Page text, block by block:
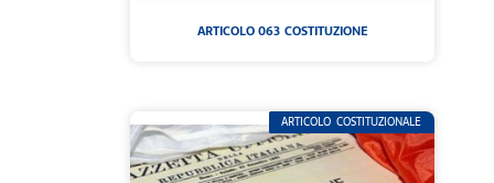
ARTICOLO 063 COSTITUZIONE
ARTICOLO COSTITUZIONALE